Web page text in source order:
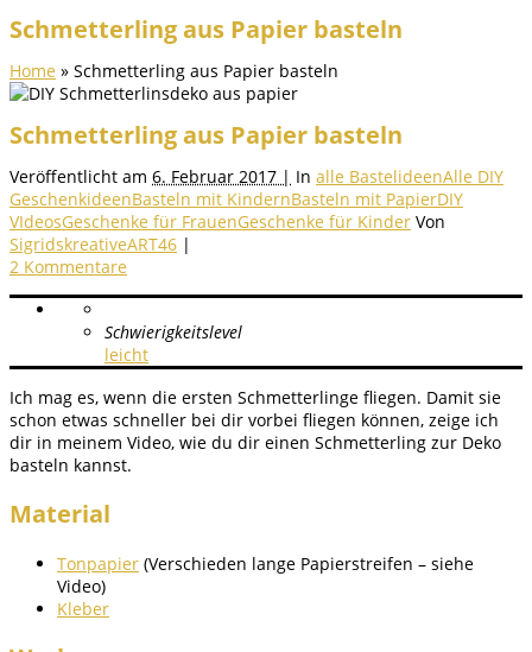
Schmetterling aus Papier basteln
Home » Schmetterling aus Papier basteln
Schmetterling aus Papier basteln
Veröffentlicht am 6. Februar 2017 | In alle BastelideenAlle DIY
GeschenkideenBasteln mit KindernBasteln mit PapierDIY
VIdeosGeschenke für FrauenGeschenke für Kinder Von
SigridskreativeART46 |
2 Kommentare
Schwierigkeitslevel
leicht
Ich mag es, wenn die ersten Schmetterlinge fliegen. Damit sie
schon etwas schneller bei dir vorbei fliegen können, zeige ich
dir in meinem Video, wie du dir einen Schmetterling zur Deko
basteln kannst.
Material
Tonpapier (Verschieden lange Papierstreifen – siehe
Video)
Kleber